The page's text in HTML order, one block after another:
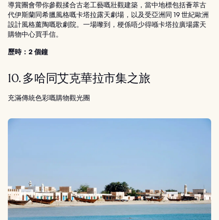
導賞團會帶你參觀揉合古老工藝嘅壯觀建築，當中地標包括薈萃古
代伊斯蘭同希臘風格嘅卡塔拉露天劇場，以及受亞洲同 19 世紀歐洲
設計風格薰陶嘅歌劇院。一場嚟到，梗係唔少得喺卡塔拉廣場露天
購物中心買手信。
歷時：2 個鐘
10. 多哈同艾克華拉市集之旅
充滿傳統色彩嘅購物觀光團